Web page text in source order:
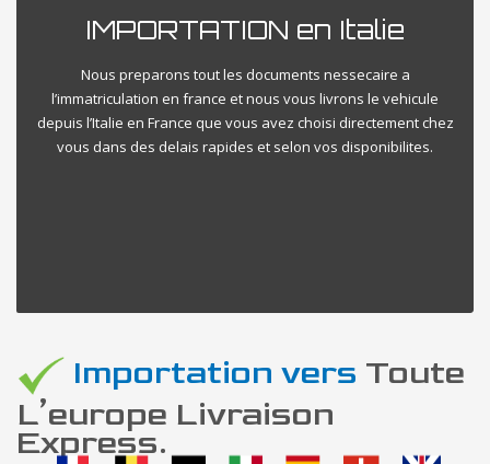
IMPORTATION en Italie
Nous preparons tout les documents nessecaire a
l’immatriculation en france et nous vous livrons le vehicule
depuis l’Italie en France que vous avez choisi directement chez
vous dans des delais rapides et selon vos disponibilites.
Importation vers Toute
L’europe Livraison
Express.